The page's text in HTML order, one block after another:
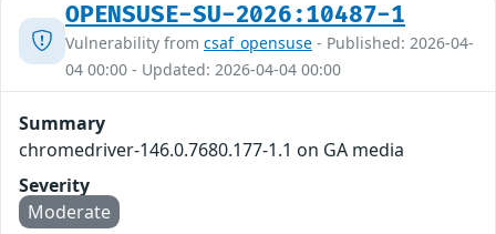
OPENSUSE-SU-2026:10487-1
Vulnerability from csaf_opensuse - Published: 2026-04-
04 00:00 - Updated: 2026-04-04 00:00
Summary
chromedriver-146.0.7680.177-1.1 on GA media
Severity
Moderate